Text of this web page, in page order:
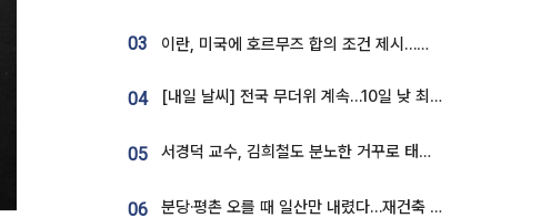
03 이란, 미국에 호르무즈 합의 조건 제시…美 “경기 아직 안 끝나” [종합]
04 [내일 날씨] 전국 무더위 계속…10일 낮 최고 34도 육박
05 서경덕 교수, 김희철도 분노한 거꾸로 태극기⋯"엉터리는 아냐, 아쉬울 뿐"
06 분당·평촌 오를 때 일산만 내렸다…재건축 기대감도 ‘무색’